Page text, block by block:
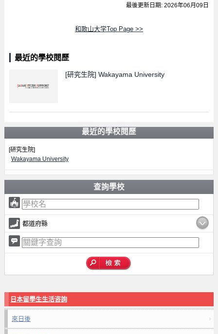
最後更新日期: 2026年06月09日
和歌山大学Top Page >>
最近的學校閱歷
[研究生院] Wakayama University
最近的學校閱歷
[研究生院]
Wakayama University
查詢學校
都道府縣
日本留學生生活咨詢
來日後